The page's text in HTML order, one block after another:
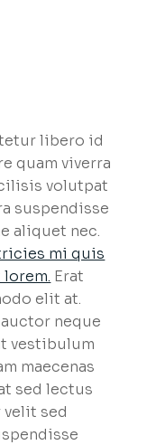
libero id
quam viverra
volutpat
suspendisse
aliquet nec.
mi quis
Erat
elit at.
neque
vestibulum
maecenas
sed lectus
sed